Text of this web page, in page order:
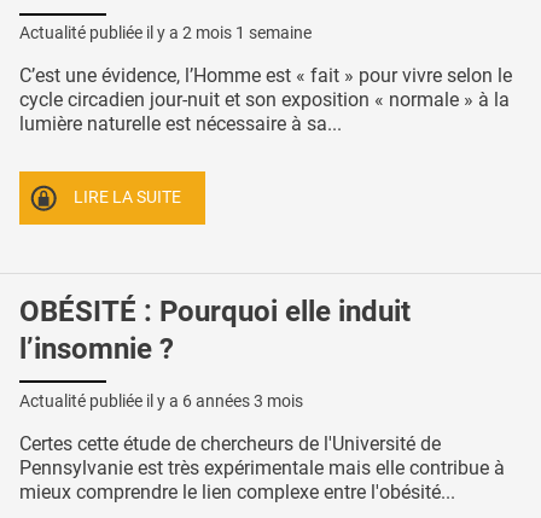
Actualité publiée il y a 2 mois 1 semaine
C’est une évidence, l’Homme est « fait » pour vivre selon le
cycle circadien jour-nuit et son exposition « normale » à la
lumière naturelle est nécessaire à sa...
LIRE LA SUITE
OBÉSITÉ : Pourquoi elle induit
l’insomnie ?
Actualité publiée il y a 6 années 3 mois
Certes cette étude de chercheurs de l'Université de
Pennsylvanie est très expérimentale mais elle contribue à
mieux comprendre le lien complexe entre l'obésité...